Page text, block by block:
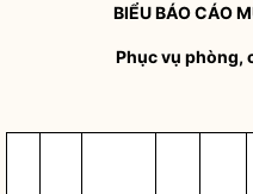
BIỂU BÁO CÁO
Phục vụ phòng,